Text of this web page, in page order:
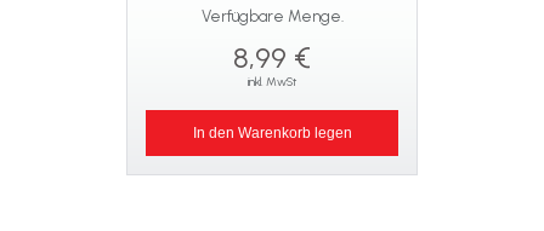
Verfügbare Menge.
8,99 €
inkl. MwSt
In den Warenkorb legen